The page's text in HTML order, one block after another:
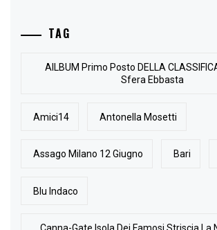
TAG
AlLBUM Primo Posto DELLA
Sfera Ebbasta
Amici14 Antonella Mosetti
Assago Milano 12 Giugno Bari
Blu Indaco